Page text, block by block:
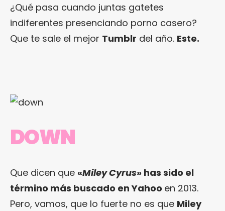
¿Qué pasa cuando juntas gatetes
indiferentes presenciando porno casero?
Que te sale el mejor Tumblr del año. Este.
DOWN
Que dicen que «Miley Cyrus» has sido el
término más buscado enYahoo en 2013.
Pero, vamos, que lo fuerte no es que Miley